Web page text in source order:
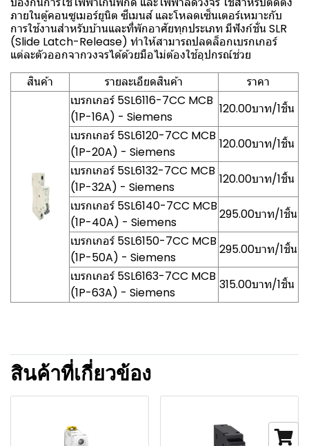
ภายในตู้คอนซูเมอร์ยูนิต ซีเมนส์ และโหลดเซ็นเตอร์เหมาะกับ
การใช้งานสำหรับบ้านและที่พักอาศัยทุกประเภท มีฟังก์ชั่น SLR
(Slide Latch-Release) ทำให้สามารถปลดล็อกเบรกเกอร์
แต่ละตัวออกจากวงจรได้ด้วยมือไม่ต้องใช้อุปกรณ์ช่วย
สินค้า
รายละเอียดสินค้า
ราคา
เบรกเกอร์ 5SL6116-7CC MCB
(1P-16A) - Siemens
120.00บาท/1ชิ้น
เบรกเกอร์ 5SL6120-7CC MCB
(1P-20A) - Siemens
120.00บาท/1ชิ้น
เบรกเกอร์ 5SL6132-7CC MCB
(1P-32A) - Siemens
120.00บาท/1ชิ้น
เบรกเกอร์ 5SL6140-7CC MCB
(1P-40A) - Siemens
295.00บาท/1ชิ้น
เบรกเกอร์ 5SL6150-7CC MCB
(1P-50A) - Siemens
295.00บาท/1ชิ้น
เบรกเกอร์ 5SL6163-7CC MCB
(1P-63A) - Siemens
315.00บาท/1ชิ้น
สินค้าที่เกี่ยวข้อง